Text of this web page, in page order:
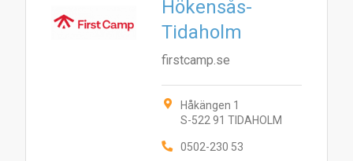
Hökensås-
Tidaholm
firstcamp.se
Håkängen 1
S-522 91 TIDAHOLM
0502-230 53